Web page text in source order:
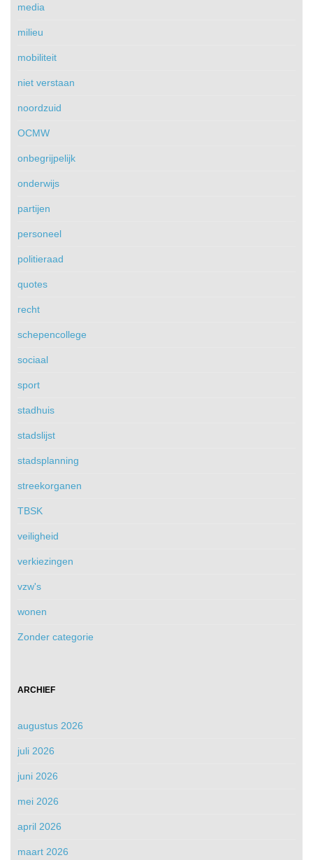
media
milieu
mobiliteit
niet verstaan
noordzuid
OCMW
onbegrijpelijk
onderwijs
partijen
personeel
politieraad
quotes
recht
schepencollege
sociaal
sport
stadhuis
stadslijst
stadsplanning
streekorganen
TBSK
veiligheid
verkiezingen
vzw's
wonen
Zonder categorie
ARCHIEF
augustus 2026
juli 2026
juni 2026
mei 2026
april 2026
maart 2026